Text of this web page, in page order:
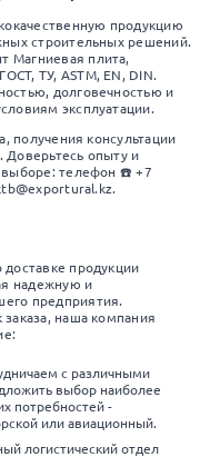
продукцию
строительных решений.
Магниевая плита,
ТУ, ASTM, EN, DIN.
долговечностью и
эксплуатации.
получения консультации
Доверьтесь опыту и
выборе: телефон ☎️ +7
продукции
надежную и
предприятия.
наша компания
с различными
выбор наиболее
потребностей -
или авиационный.
логистический отдел